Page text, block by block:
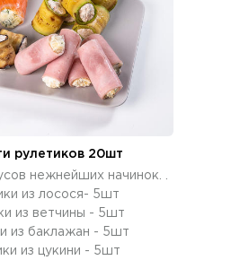
рулетиков 20шт
нежнейших начинок. .
из лосося- 5шт
из ветчины - 5шт
из баклажан - 5шт
из цукини - 5шт